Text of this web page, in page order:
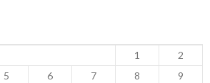
1
2
5 6 7 8
9